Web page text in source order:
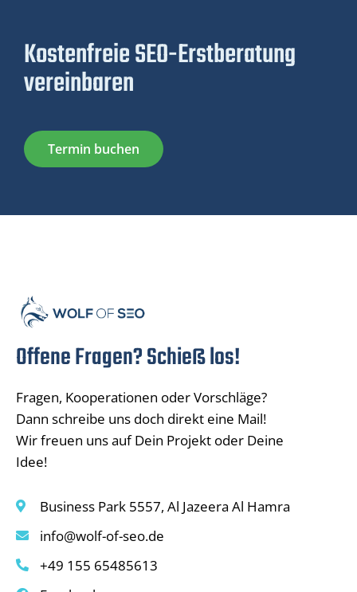
Kostenfreie SEO-Erstberatung
vereinbaren
Termin buchen
Offene Fragen? Schieß los!
Fragen, Kooperationen oder Vorschläge?
Dann schreibe uns doch direkt eine Mail!
Wir freuen uns auf Dein Projekt oder Deine
Idee!
Business Park 5557, Al Jazeera Al Hamra
info@wolf-of-seo.de
+49 155 65485613